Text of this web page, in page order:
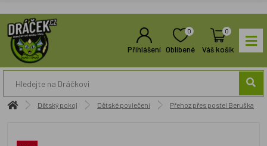
Přihlášení
0
Oblíbené
0
Váš košík
Dětský pokoj Dětské povlečení Přehoz přes postel Beruška